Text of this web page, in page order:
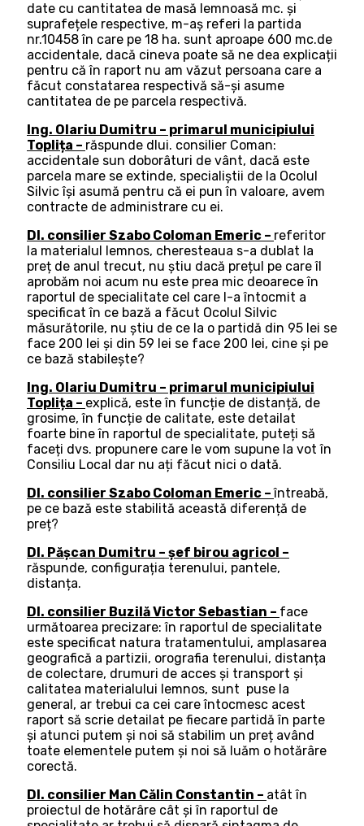
date cu cantitatea de masă lemnoasă mc. și
suprafețele respective, m-aș referi la partida
nr.10458 în care pe 18 ha. sunt aproape 600 mc.de
accidentale, dacă cineva poate să ne dea explicații
pentru că în raport nu am văzut persoana care a
făcut constatarea respectivă să-și asume
cantitatea de pe parcela respectivă.
Ing. Olariu Dumitru – primarul municipiului
Toplița – răspunde dlui. consilier Coman:
accidentale sun doborâturi de vânt, dacă este
parcela mare se extinde, specialiștii de la Ocolul
Silvic își asumă pentru că ei pun în valoare, avem
contracte de administrare cu ei.
Dl. consilier Szabo Coloman Emeric – referitor
la materialul lemnos, cheresteaua s-a dublat la
preț de anul trecut, nu știu dacă prețul pe care îl
aprobăm noi acum nu este prea mic deoarece în
raportul de specialitate cel care l-a întocmit a
specificat în ce bază a făcut Ocolul Silvic
măsurătorile, nu știu de ce la o partidă din 95 lei se
face 200 lei și din 59 lei se face 200 lei, cine și pe
ce bază stabilește?
Ing. Olariu Dumitru – primarul municipiului
Toplița – explică, este în funcție de distanță, de
grosime, în funcție de calitate, este detailat
foarte bine în raportul de specialitate, puteți să
faceți dvs. propunere care le vom supune la vot în
Consiliu Local dar nu ați făcut nici o dată.
Dl. consilier Szabo Coloman Emeric –întreabă,
pe ce bază este stabilită această diferență de
preț?
Dl. Pășcan Dumitru – șef birou agricol –
răspunde, configurația terenului, pantele,
distanța.
Dl. consilier Buzilă Victor Sebastian – face
următoarea precizare: în raportul de specialitate
este specificat natura tratamentului, amplasarea
geografică a partizii, orografia terenului, distanța
de colectare, drumuri de acces și transport și
calitatea materialului lemnos, sunt puse la
general, ar trebui ca cei care întocmesc acest
raport să scrie detailat pe fiecare partidă în parte
și atunci putem și noi să stabilim un preț având
toate elementele putem și noi să luăm o hotărâre
corectă.
Dl. consilier Man Călin Constantin – atât în
proiectul de hotărâre cât și în raportul de